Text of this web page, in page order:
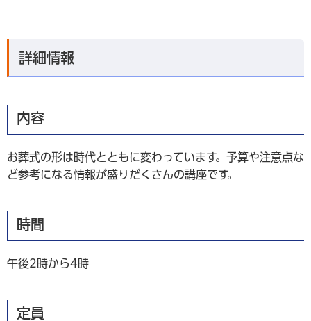
詳細情報
内容
お葬式の形は時代とともに変わっています。予算や注意点な
ど参考になる情報が盛りだくさんの講座です。
時間
午後2時から4時
定員